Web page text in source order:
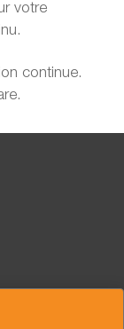
votre
continue.